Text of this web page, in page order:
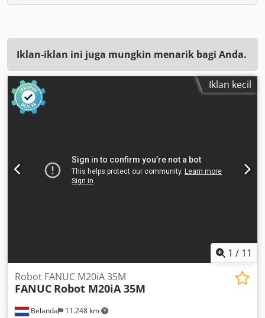
Iklan-iklan ini juga mungkin menarik bagi Anda.
Iklan kecil
1 / 11
Belanda 11.248 km
Robot FANUC M20iA 35M
FANUC Robot M20iA 35M